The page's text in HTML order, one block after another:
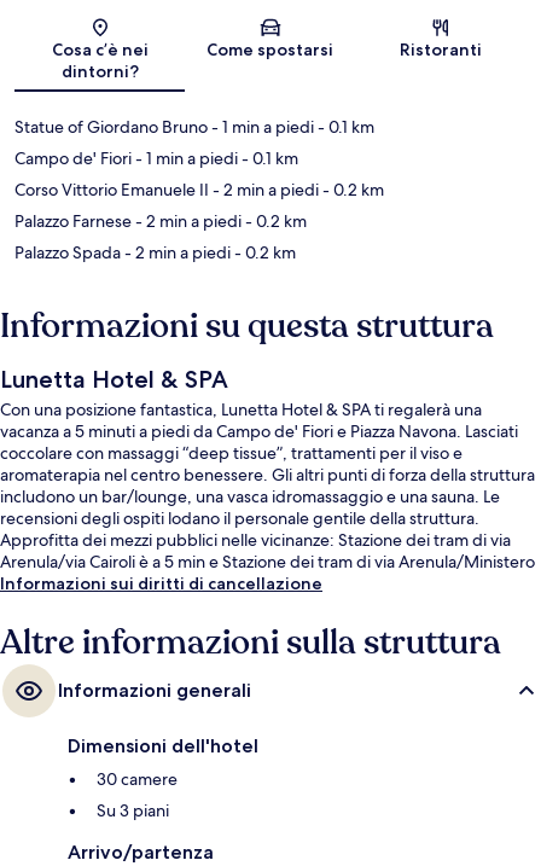
Mappa
Cosa c’è nei
dintorni?
Come spostarsi Ristoranti
Statue of Giordano Bruno- 1 min a piedi- 0.1 km
Campo de' Fiori- 1 min a piedi- 0.1 km
Corso Vittorio Emanuele II - 2 min a piedi- 0.2 km
Palazzo Farnese- 2 min a piedi- 0.2 km
Palazzo Spada- 2 min a piedi- 0.2 km
Informazioni su questa struttura
Lunetta Hotel & SPA
Con una posizione fantastica, Lunetta Hotel & SPA ti regalerà una
vacanza a 5 minuti a piedi da Campo de' Fiori e Piazza Navona. Lasciati
coccolare con massaggi “deep tissue”, trattamenti per il viso e
aromaterapia nel centro benessere. Gli altri punti di forza della struttura
includono un bar/lounge, una vasca idromassaggio e una sauna. Le
recensioni degli ospiti lodano il personale gentile della struttura.
Approfitta dei mezzi pubblici nelle vicinanze: Stazione dei tram di via
Arenula/via Cairoli è a 5 min e Stazione dei tram di via Arenula/Ministero
di Grazia Giustizia a 6 min a piedi.
Informazioni sui diritti di cancellazione
Altre informazioni sulla struttura
Informazioni generali
Dimensioni dell'hotel
30 camere
Su 3 piani
Arrivo/partenza